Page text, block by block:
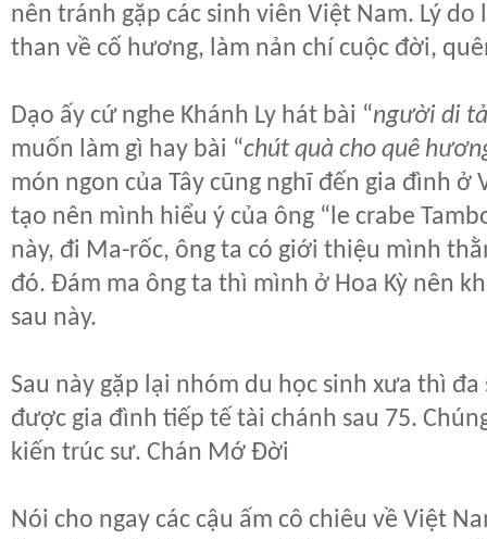
nên tránh gặp các sinh viên Việt Nam. Lý
than về cố hương, làm nản chí cuộc đời,
Dạo ấy cứ nghe Khánh Ly hát bài “người di
muốn làm gì hay bài “chút quà cho quê
món ngon của Tây cũng nghĩ đến gia đình ở
tạo nên mình hiểu ý của ông “le crabe
này, đi Ma-rốc, ông ta có giới thiệu mình
đó. Đám ma ông ta thì mình ở Hoa Kỳ nên
sau này.
Sau này gặp lại nhóm du học sinh xưa thì
được gia đình tiếp tế tài chánh sau 75.
kiến trúc sư. Chán Mớ Đời
Nói cho ngay các cậu ấm cô chiêu về Việt